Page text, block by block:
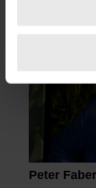
scannen
verwerkt en
intrekken in de
We gebruiken
personaliseren,
en om ons
informatie over
partners voor